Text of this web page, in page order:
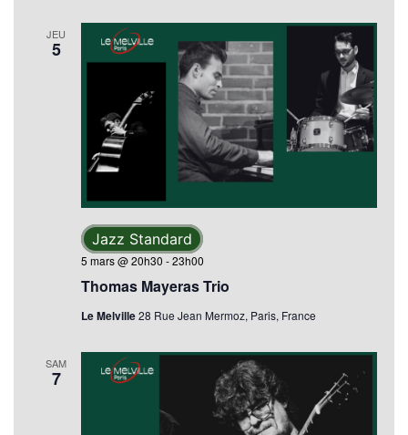
JEU
5
Thomas Mayeras Trio
5 mars @ 20h30 -23h00
Jazz Standard
Le Melville28 Rue Jean Mermoz, Paris, France
SAM
7